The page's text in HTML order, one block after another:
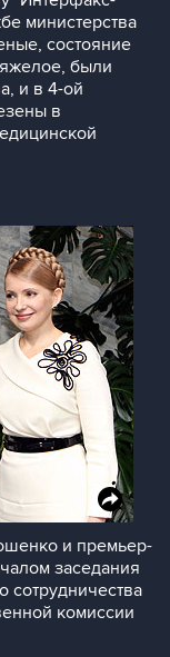
министерства
состояние
были
и в 4-ой
в
и премьер-
заседания
сотрудничества
комиссии